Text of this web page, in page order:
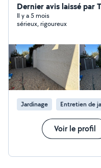
espaces verts. J'ai en
évacuer les déchets verts
pouvez me contacter
travail .
Dernier avis laissé par
Il y a 5 mois
sérieux, rigoureux
Jardinage Entretien de
Voir le profil